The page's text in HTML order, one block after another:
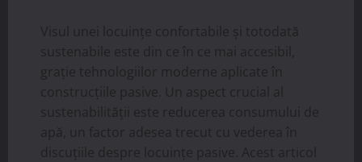
Visul unei locuințe confortabile și totodată
sustenabile este din ce în ce mai accesibil,
grație tehnologiilor moderne aplicate în
construcțiile pasive. Un aspect crucial al
sustenabilității este reducerea consumului de
apă, un factor adesea trecut cu vederea în
discuțiile despre locuințe pasive. Acest articol